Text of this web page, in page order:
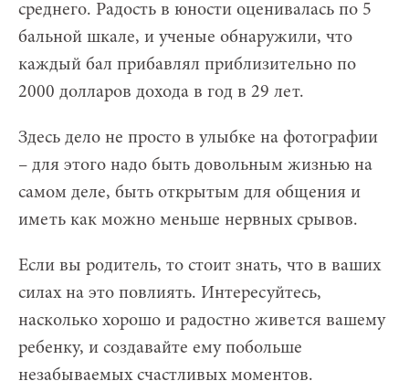
среднего. Радость в юности оценивалась по 5
бальной шкале, и ученые обнаружили, что
каждый бал прибавлял приблизительно по
2000 долларов дохода в год в 29 лет.
Здесь дело не просто в улыбке на фотографии
– для этого надо быть довольным жизнью на
самом деле, быть открытым для общения и
иметь как можно меньше нервных срывов.
Если вы родитель, то стоит знать, что в ваших
силах на это повлиять. Интересуйтесь,
насколько хорошо и радостно живется вашему
ребенку, и создавайте ему побольше
незабываемых счастливых моментов.